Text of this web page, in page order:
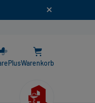
Warenkorb